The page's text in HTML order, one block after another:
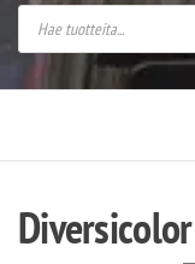
Stupido
Diversicolor